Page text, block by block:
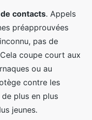
contacts. Appels
préapprouvées
pas de
coupe court aux
ou au
contre les
plus en plus
jeunes.